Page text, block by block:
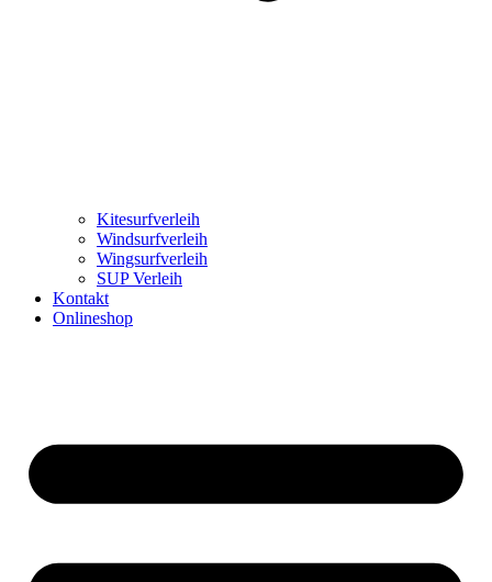
Kitesurfverleih
Windsurfverleih
Wingsurfverleih
SUP Verleih
Kontakt
Onlineshop